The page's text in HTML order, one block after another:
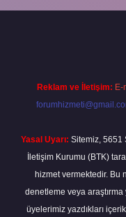
Reklam ve İletişim: E-
Yasal Uyarı: Sitemiz, 5651
İletişim Kurumu (BTK)
hizmet vermektedir. Bu
denetleme veya
üyelerimiz yazdıkları